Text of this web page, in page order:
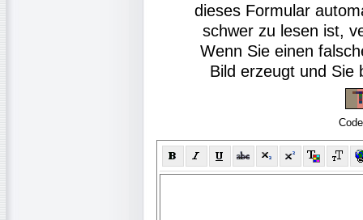
dieses Formular
schwer zu lesen ist,
Wenn Sie einen
Bild erzeugt und Sie